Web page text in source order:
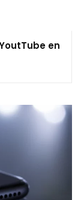
en